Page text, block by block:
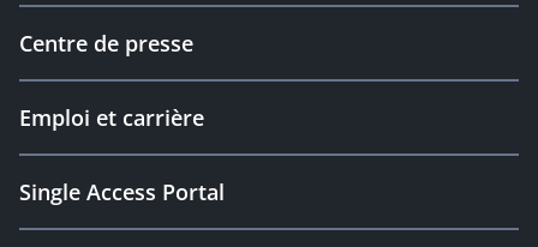
Centre de presse
Emploi et carrière
Single Access Portal